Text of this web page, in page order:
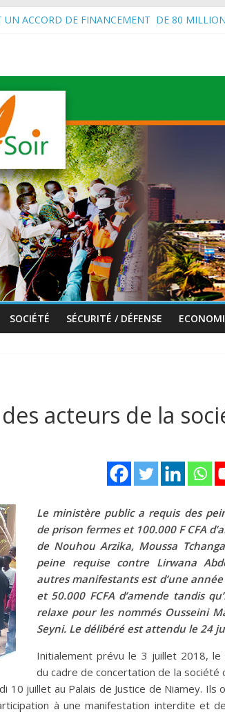
ACCORD DE FINANCEMENT DE 80
à Maradi les ministres en charge de
Chef de l’État, S.E le Général d’Armée
SOCIÉTÉ SÉCURITÉ / DÉFENSE
acteurs de la
Le ministère public a requis des
de prison fermes et 100.000 F CFA
de Nouhou Arzika, Moussa
peine requise contre Lirwana
autres manifestants est d’une
et 50.000 FCFA d’amende tandis
relaxe pour les nommés Ousseini
Seyni. Le délibéré est attendu le 24
Initialement prévu le 3 juillet 2018,
du cadre de concertation de la société
10 juillet au Palais de Justice de Niamey.
à une manifestation interdite et